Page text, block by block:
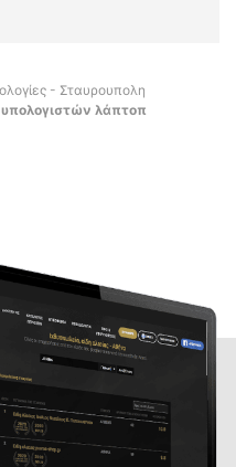
- Σταυρουπολη
λάπτοπ